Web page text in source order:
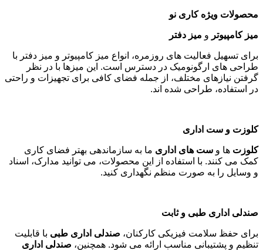
محصولات ویژه کاری نو
میز کامپیوتر و میز دفتر
برای تسهیل فعالیت های روزمره، انواع میز کامپیوتر و میز دفتر با
طراحی های ارگونومیک در دسترس است. این میزها با در نظر
گرفتن نیازهای مختلف، از جمله فضای کافی برای تجهیزات و راحتی
در استفاده، طراحی شده اند.
کلوزت و ست اداری
کلوزت ها و ست های اداری ما به سازماندهی بهتر فضای کاری
کمک می کنند. با استفاده از این محصولات، می توانید مدارک، اسناد
و وسایل را به صورت منظم نگهداری کنید.
صندلی اداری طبی و ثابت
برای حفظ سلامت فیزیکی کارکنان، صندلی اداری طبی با قابلیت
تنظیم و پشتیبانی مناسب ارائه می شود. همچنین، صندلی اداری